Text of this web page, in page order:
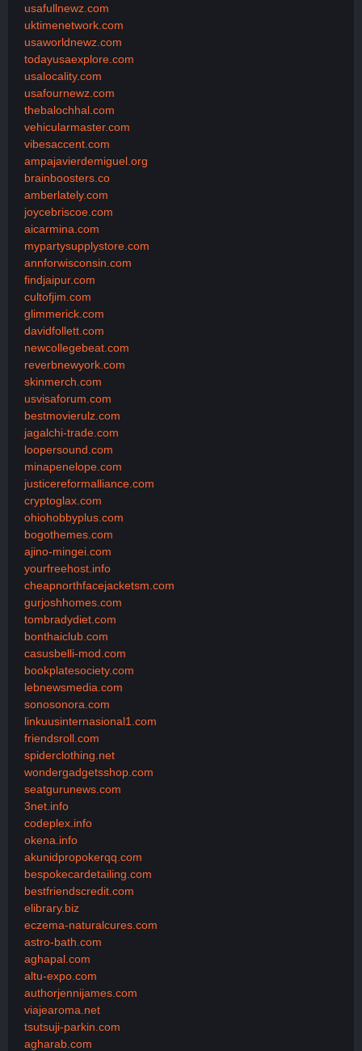
usafullnewz.com
uktimenetwork.com
usaworldnewz.com
todayusaexplore.com
usalocality.com
usafournewz.com
thebalochhal.com
vehicularmaster.com
vibesaccent.com
ampajavierdemiguel.org
brainboosters.co
amberlately.com
joycebriscoe.com
aicarmina.com
mypartysupplystore.com
annforwisconsin.com
findjaipur.com
cultofjim.com
glimmerick.com
davidfollett.com
newcollegebeat.com
reverbnewyork.com
skinmerch.com
usvisaforum.com
bestmovierulz.com
jagalchi-trade.com
loopersound.com
minapenelope.com
justicereformalliance.com
cryptoglax.com
ohiohobbyplus.com
bogothemes.com
ajino-mingei.com
yourfreehost.info
cheapnorthfacejacketsm.com
gurjoshhomes.com
tombradydiet.com
bonthaiclub.com
casusbelli-mod.com
bookplatesociety.com
lebnewsmedia.com
sonosonora.com
linkuusinternasional1.com
friendsroll.com
spiderclothing.net
wondergadgetsshop.com
seatgurunews.com
3net.info
codeplex.info
okena.info
akunidpropokerqq.com
bespokecardetailing.com
bestfriendscredit.com
elibrary.biz
eczema-naturalcures.com
astro-bath.com
aghapal.com
altu-expo.com
authorjennijames.com
viajearoma.net
tsutsuji-parkin.com
agharab.com